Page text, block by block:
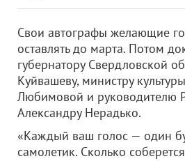
Свои автографы желающие
оставлять до марта. Потом
губернатору Свердловской
Куйвашеву, министру
Любимовой и руководителю
Александру Нерадько.
«Каждый ваш голос — один
самолетик. Сколько